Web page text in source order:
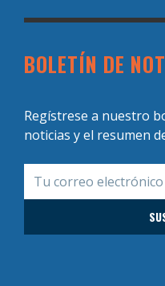
BOLETÍN DE
Regístrese a nuestro
noticias y el resumen